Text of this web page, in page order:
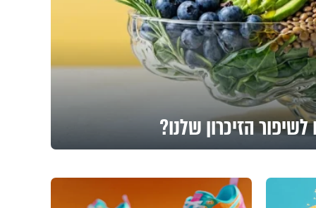
הזיכרון שלנו?